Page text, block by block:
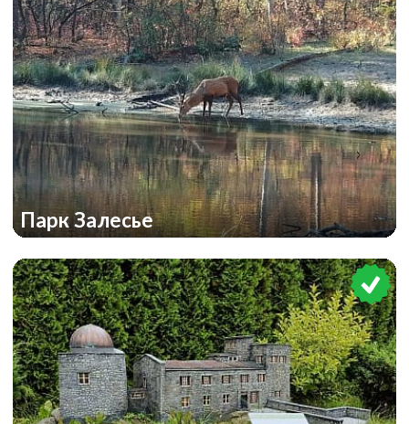
Парк Залесье